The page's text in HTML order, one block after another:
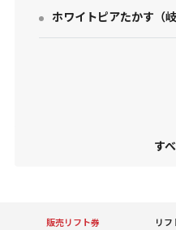
特定商取引法に基づく表示
ホワイトピアたかす （
販売リフト券 リ